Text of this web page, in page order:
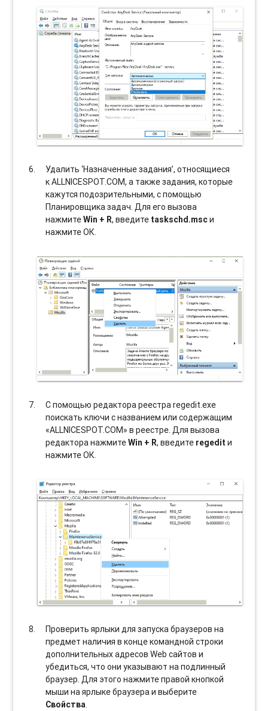
Удалить ‘Назначенные задания’, относящиеся
к ALLNICESPOT.COM, а также задания, которые
кажутся подозрительными, с помощью
Планировщика задач. Для его вызова
нажмитеWin + R, введите taskschd.mscи
нажмите ОК.
С помощью редактора реестра regedit.exe
поискать ключи с названием или содержащим
«ALLNICESPOT.COM» в реестре. Для вызова
редактора нажмитеWin + R, введите regedit и
нажмите ОК.
Проверить ярлыки для запуска браузеров на
предмет наличия в конце командной строки
дополнительных адресов Web сайтов и
убедиться, что они указывают на подлинный
браузер. Для этого нажмите правой кнопкой
мыши на ярлыке браузера и выберите
Свойства.